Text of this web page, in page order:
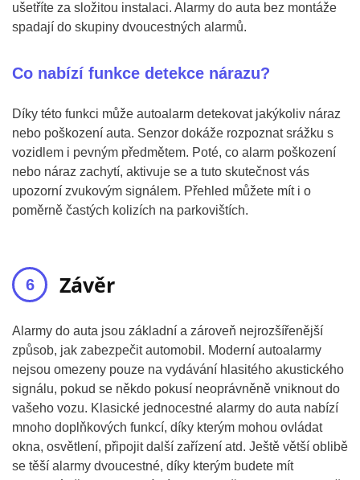
ušetříte za složitou instalaci. Alarmy do auta bez montáže
spadají do skupiny dvoucestných alarmů.
Co nabízí funkce detekce nárazu?
Díky této funkci může autoalarm detekovat jakýkoliv náraz
nebo poškození auta. Senzor dokáže rozpoznat srážku s
vozidlem i pevným předmětem. Poté, co alarm poškození
nebo náraz zachytí, aktivuje se a tuto skutečnost vás
upozorní zvukovým signálem. Přehled můžete mít i o
poměrně častých kolizích na parkovištích.
Závěr
Alarmy do auta jsou základní a zároveň nejrozšířenější
způsob, jak zabezpečit automobil. Moderní autoalarmy
nejsou omezeny pouze na vydávání hlasitého akustického
signálu, pokud se někdo pokusí neoprávněně vniknout do
vašeho vozu. Klasické jednocestné alarmy do auta nabízí
mnoho doplňkových funkcí, díky kterým mohou ovládat
okna, osvětlení, připojit další zařízení atd. Ještě větší oblibě
se těší alarmy dvoucestné, díky kterým budete mít